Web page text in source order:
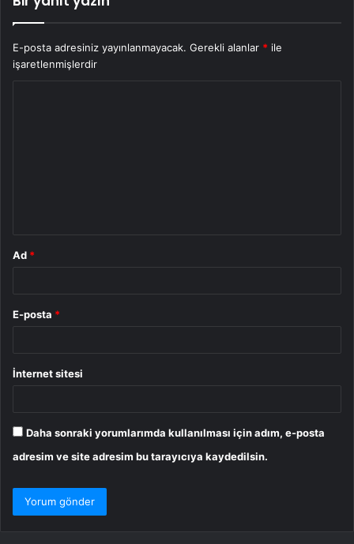
E-posta adresiniz yayınlanmayacak. Gerekli alanlar * ile
işaretlenmişlerdir
Ad *
E-posta *
İnternet sitesi
Daha sonraki yorumlarımda kullanılması için adım, e-posta
adresim ve site adresim bu tarayıcıya kaydedilsin.